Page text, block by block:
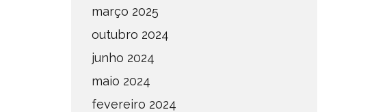
março 2025
outubro 2024
junho 2024
maio 2024
fevereiro 2024